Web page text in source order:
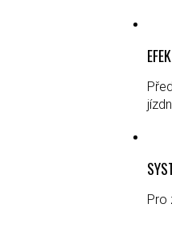
Pro